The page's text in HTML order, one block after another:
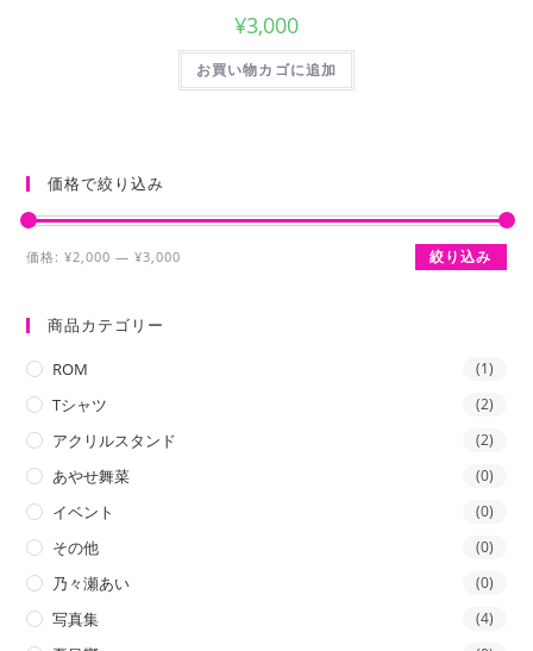
¥3,000
お買い物カゴに追加
価格で絞り込み
最
格
最
格
絞り込み
価格:¥2,000 —¥3,000
商品カテゴリー
ROM (1)
Tシャツ (2)
アクリルスタンド (2)
あやせ舞菜 (0)
イベント (0)
その他 (0)
乃々瀬あい (0)
写真集 (4)